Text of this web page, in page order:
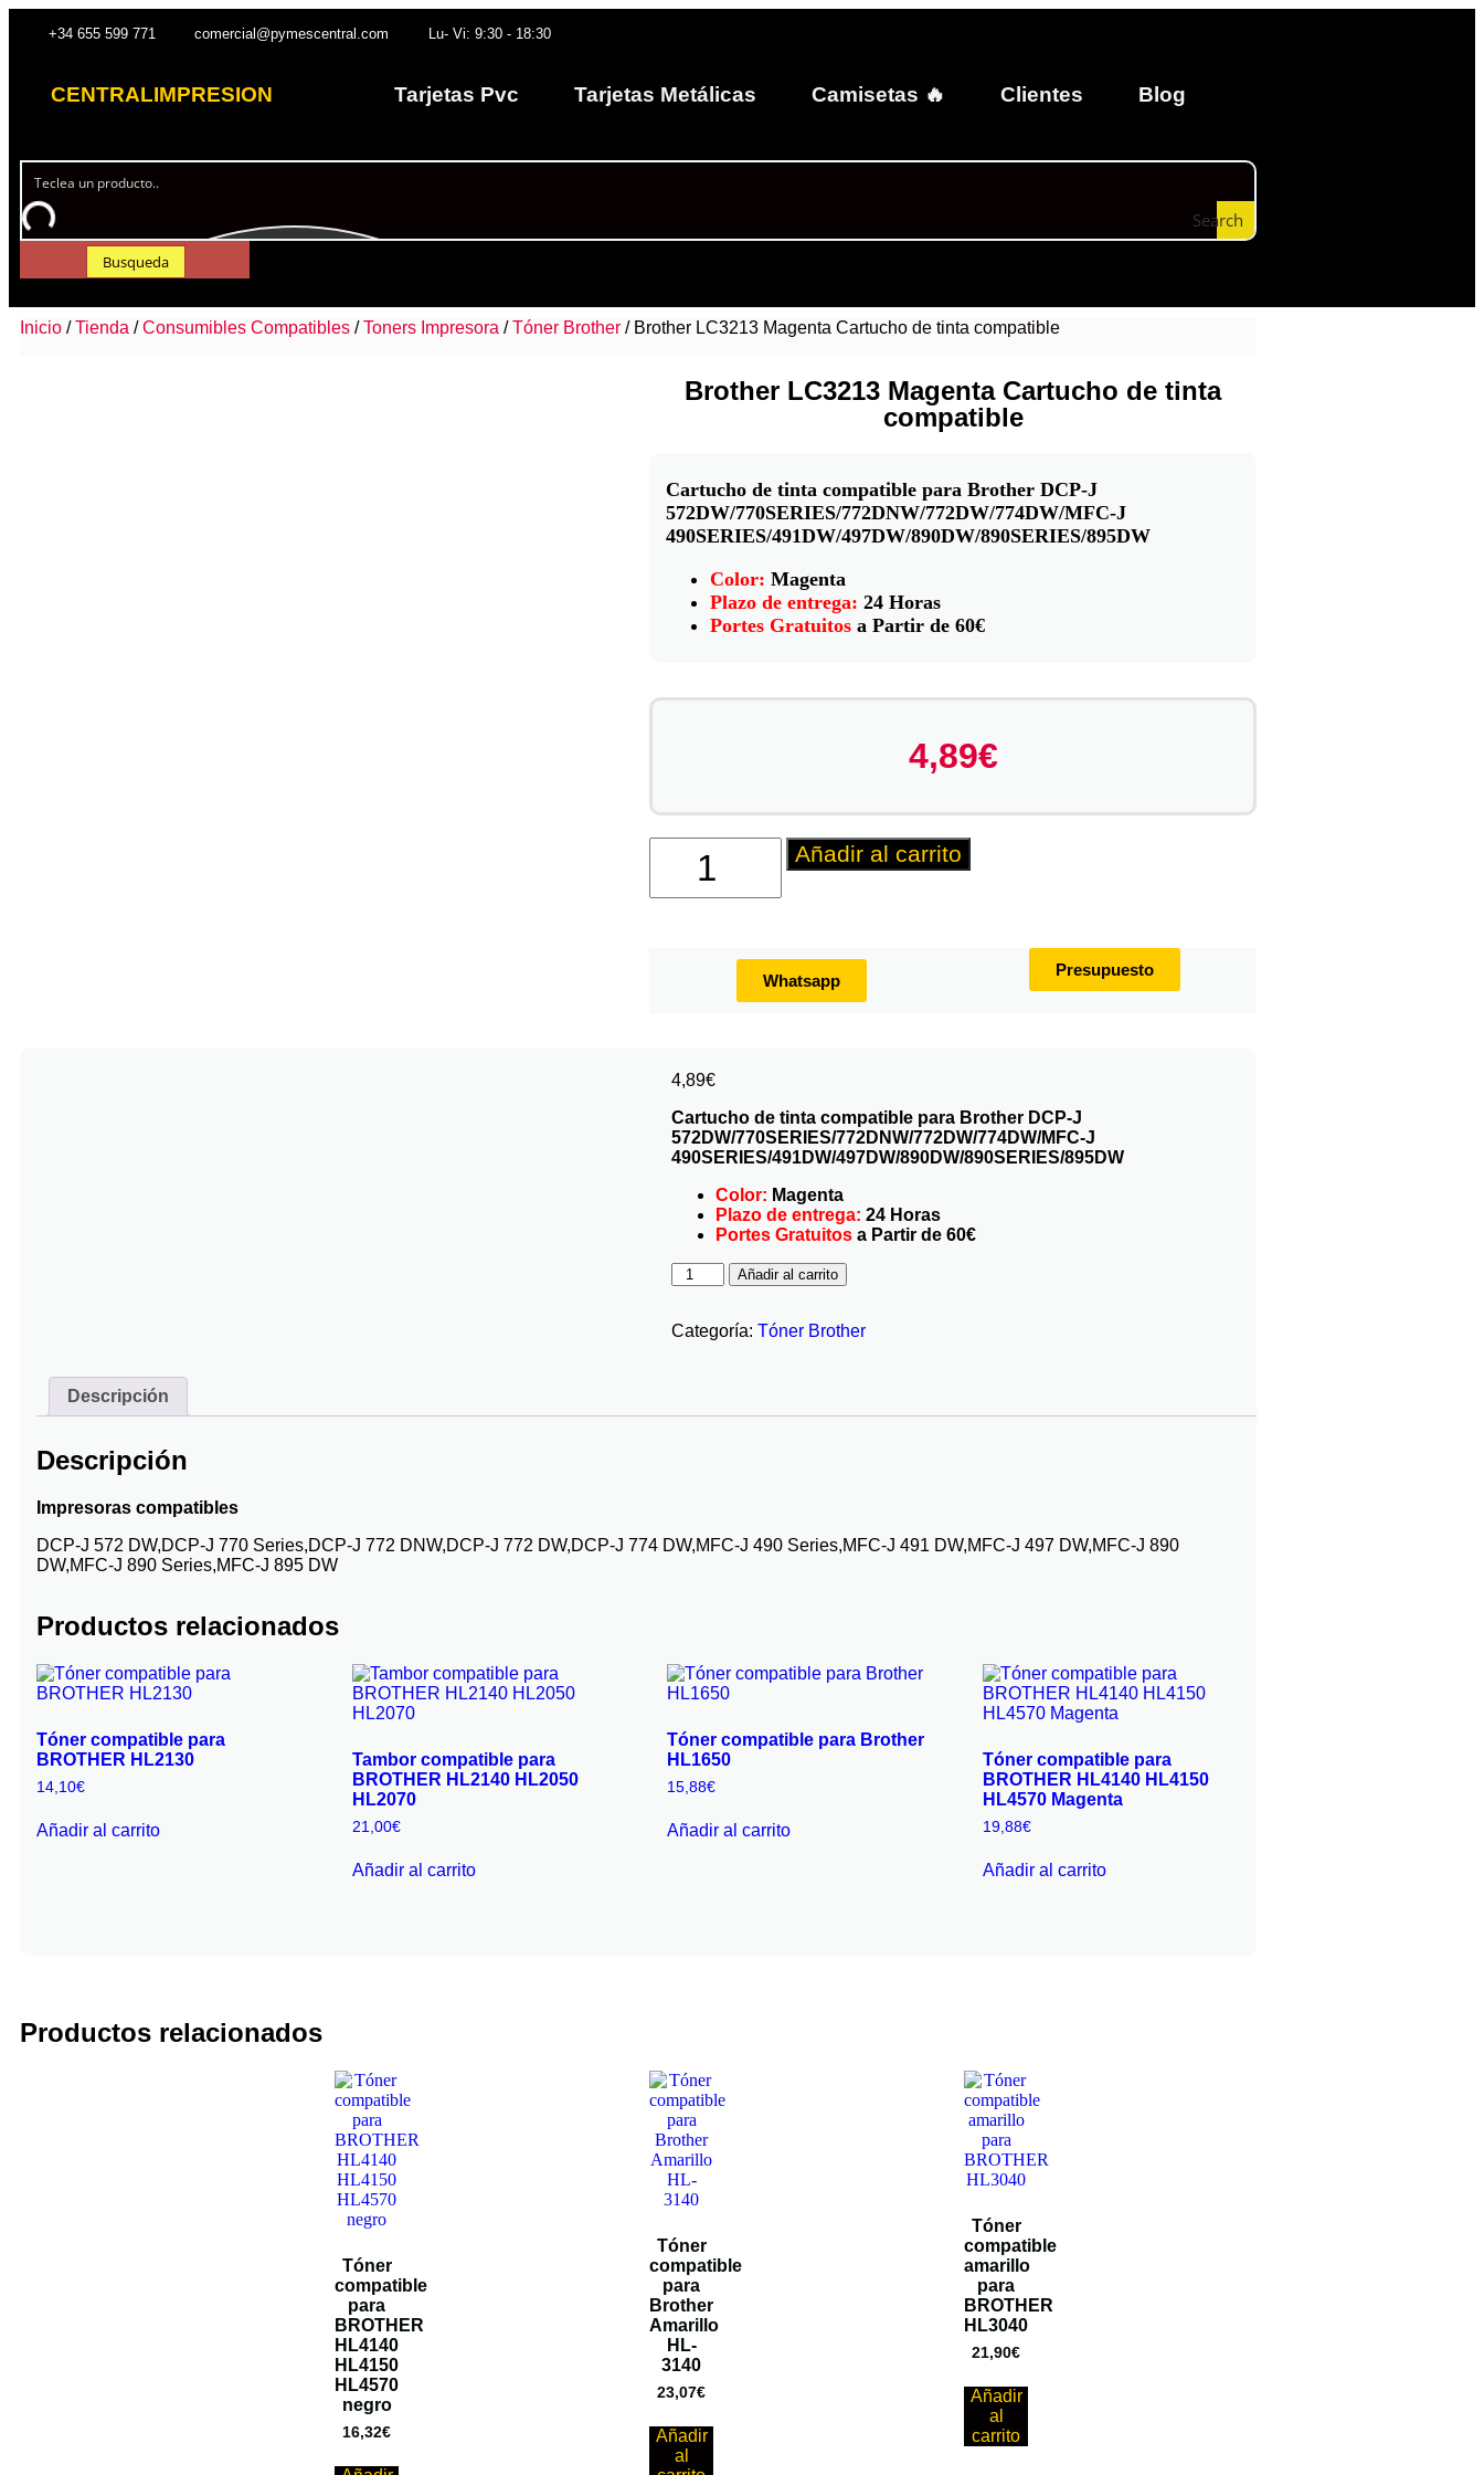
+34 655 599 771 comercial@pymescentral.com Lu- Vi: 9:30 - 18:30
CENTRALIMPRESION Tarjetas Pvc Tarjetas Metálicas Camisetas 🔥 Clientes Blog
Search
Busqueda
Inicio /Tienda /Consumibles Compatibles /Toners Impresora /Tóner Brother / Brother LC3213 Magenta Cartucho de tinta compatible
Brother LC3213 Magenta Cartucho de tinta
compatible
Cartucho de tinta compatible para Brother DCP-J
572DW/770SERIES/772DNW/772DW/774DW/MFC-J
490SERIES/491DW/497DW/890DW/890SERIES/895DW
Color: Magenta
Plazo de entrega: 24 Horas
Portes Gratuitos a Partir de 60€
4,89€
Añadir al carrito
Whatsapp
Presupuesto
4,89€
Cartucho de tinta compatible para Brother DCP-J
572DW/770SERIES/772DNW/772DW/774DW/MFC-J
490SERIES/491DW/497DW/890DW/890SERIES/895DW
Color: Magenta
Plazo de entrega: 24 Horas
Portes Gratuitosa Partir de 60€
Añadir al carrito
Categoría: Tóner Brother
Descripción
Descripción
Impresoras compatibles
DCP-J 572 DW,DCP-J 770 Series,DCP-J 772 DNW,DCP-J 772 DW,DCP-J 774 DW,MFC-J 490 Series,MFC-J 491 DW,MFC-J 497 DW,MFC-J 890
DW,MFC-J 890 Series,MFC-J 895 DW
Productos relacionados
Tóner compatible para
BROTHER HL2130
14,10€
Añadir al carrito
Tambor compatible para
BROTHER HL2140 HL2050
HL2070
21,00€
Añadir al carrito
Tóner compatible para Brother
HL1650
15,88€
Añadir al carrito
Tóner compatible para
BROTHER HL4140 HL4150
HL4570 Magenta
19,88€
Añadir al carrito
Productos relacionados
Tóner
compatible
para
BROTHER
HL4140
HL4150
HL4570
negro
16,32€
Tóner
compatible
para
Brother
Amarillo
HL-
3140
23,07€
Añadir
al
Tóner
compatible
amarillo
para
BROTHER
HL3040
21,90€
Añadir
al
carrito